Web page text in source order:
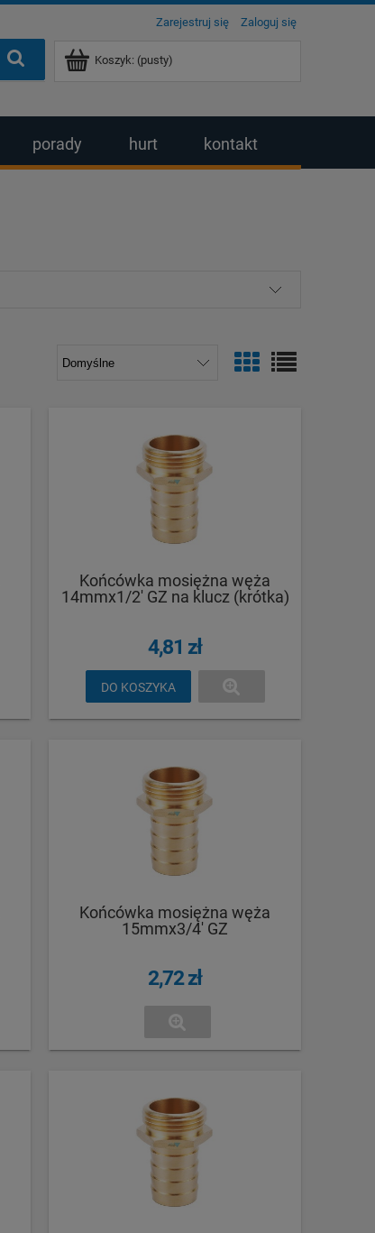
Zarejestruj się Zaloguj się
Koszyk: (pusty)
porady hurt kontakt
Końcówka mosiężna węża
14mmx1/2' GZ na klucz (krótka)
4,81 zł
DO KOSZYKA
Końcówka mosiężna węża
15mmx3/4' GZ
2,72 zł